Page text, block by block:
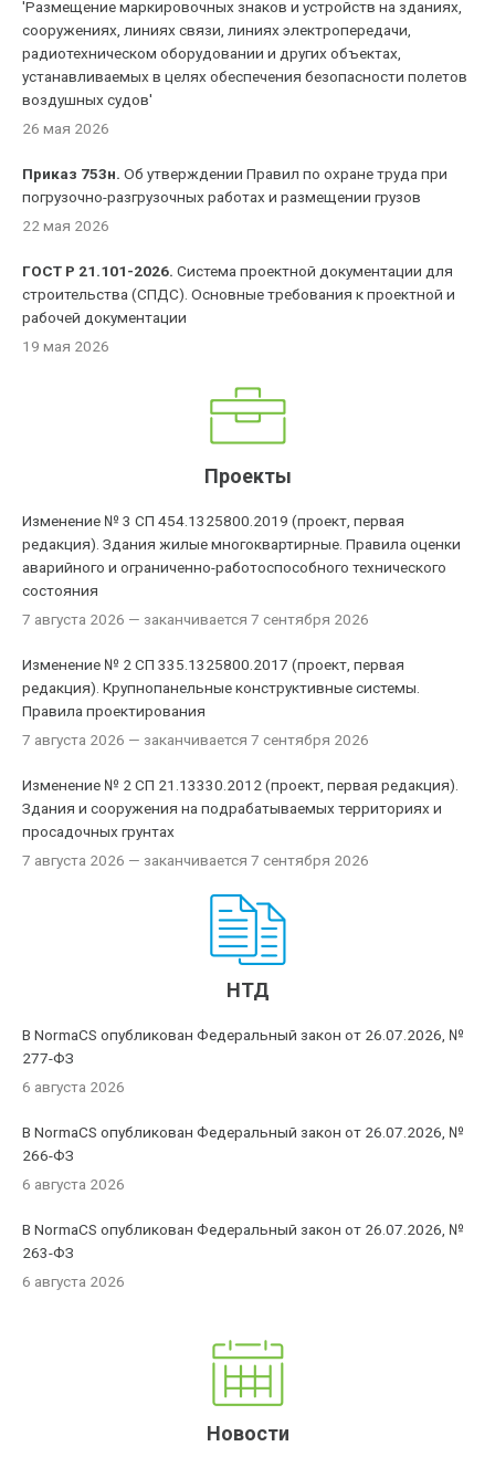
'Размещение маркировочных знаков и устройств на зданиях,
сооружениях, линиях связи, линиях электропередачи,
радиотехническом оборудовании и других объектах,
устанавливаемых в целях обеспечения безопасности полетов
воздушных судов'
26 мая 2026
Приказ 753н. Об утверждении Правил по охране труда при
погрузочно-разгрузочных работах и размещении грузов
22 мая 2026
ГОСТ Р 21.101-2026. Система проектной документации для
строительства (СПДС). Основные требования к проектной и
рабочей документации
19 мая 2026
Проекты
Изменение № 3 СП 454.1325800.2019 (проект, первая
редакция). Здания жилые многоквартирные. Правила оценки
аварийного и ограниченно-работоспособного технического
состояния
7 августа 2026 — заканчивается 7 сентября 2026
Изменение № 2 СП 335.1325800.2017 (проект, первая
редакция). Крупнопанельные конструктивные системы.
Правила проектирования
7 августа 2026 — заканчивается 7 сентября 2026
Изменение № 2 СП 21.13330.2012 (проект, первая редакция).
Здания и сооружения на подрабатываемых территориях и
просадочных грунтах
7 августа 2026 — заканчивается 7 сентября 2026
НТД
В NormaCS опубликован Федеральный закон от 26.07.2026, №
277-ФЗ
6 августа 2026
В NormaCS опубликован Федеральный закон от 26.07.2026, №
266-ФЗ
6 августа 2026
В NormaCS опубликован Федеральный закон от 26.07.2026, №
263-ФЗ
6 августа 2026
Новости